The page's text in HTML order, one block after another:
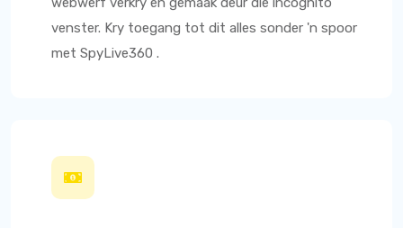
venster. Kry toegang tot dit alles sonder 'n spoor
met SpyLive360 .